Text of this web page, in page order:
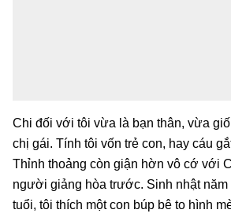
Chi đối với tôi vừa là bạn thân, vừa
chị gái. Tính tôi vốn trẻ con, hay cáu
Thỉnh thoảng còn giận hờn vô cớ với
người giảng hòa trước. Sinh nhật
tuổi, tôi thích một con búp bê to hình